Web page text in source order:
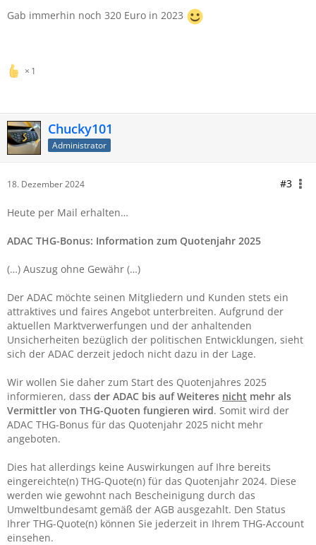
Gab immerhin noch 320 Euro in 2023
1
Chucky101
Administrator
18. Dezember 2024 #3
Heute per Mail erhalten…
ADAC THG-Bonus: Information zum Quotenjahr 2025
(…) Auszug ohne Gewähr (…)
Der ADAC möchte seinen Mitgliedern und Kunden stets ein
attraktives und faires Angebot unterbreiten. Aufgrund der
aktuellen Marktverwerfungen und der anhaltenden
Unsicherheiten bezüglich der politischen Entwicklungen, sieht
sich der ADAC derzeit jedoch nicht dazu in der Lage.
Wir wollen Sie daher zum Start des Quotenjahres 2025
informieren, dass der ADAC bis auf Weiteres nicht mehr als
Vermittler von THG-Quoten fungieren wird. Somit wird der
ADAC THG-Bonus für das Quotenjahr 2025 nicht mehr
angeboten.
Dies hat allerdings keine Auswirkungen auf Ihre bereits
eingereichte(n) THG-Quote(n) für das Quotenjahr 2024. Diese
werden wie gewohnt nach Bescheinigung durch das
Umweltbundesamt gemäß der AGB ausgezahlt. Den Status
Ihrer THG-Quote(n) können Sie jederzeit in Ihrem THG-Account
einsehen.